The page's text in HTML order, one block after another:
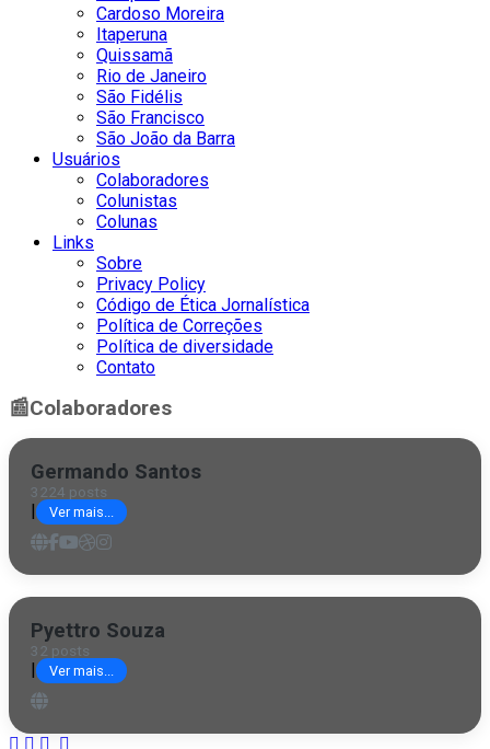
Cardoso Moreira
Itaperuna
Quissamã
Rio de Janeiro
São Fidélis
São Francisco
São João da Barra
Usuários
Colaboradores
Colunistas
Colunas
Links
Sobre
Privacy Policy
Código de Ética Jornalística
Política de Correções
Política de diversidade
Contato
📰Colaboradores
Germando Santos
3224 posts
Ver mais...
Pyettro Souza
32 posts
Ver mais...